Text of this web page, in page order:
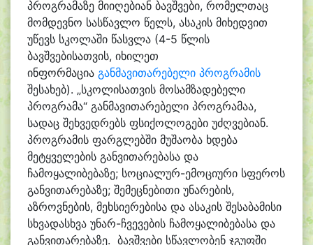
პროგრამაზე მიიღებიან ბავშვები, რომელთაც
მომდევნო სასწავლო წელს, ასაკის მიხედვით
უწევს სკოლაში წასვლა (4-5 წლის
ბავშვებისათვის, იხილეთ
ინფორმაცია განმავითარებელი პროგრამის
შესახებ). „სკოლისათვის მოსამზადებელი
პროგრამა“ განმავითარებელი პროგრამაა,
სადაც შეხვედრებს ფსიქოლოგები უძღვებიან.
პროგრამის ფარგლებში მუშაობა ხდება
მეტყველების განვითარებასა და
ჩამოყალიბებაზე; სოციალურ-ემოციური სფეროს
განვითარებაზე; შემეცნებითი უნარების,
აზროვნების, მეხსიერებისა და ასაკის შესაბამისი
სხვადასხვა უნარ-ჩვევების ჩამოყალიბებასა და
განვითარებაზე. ბავშვები სწავლობენ ჯგუფში